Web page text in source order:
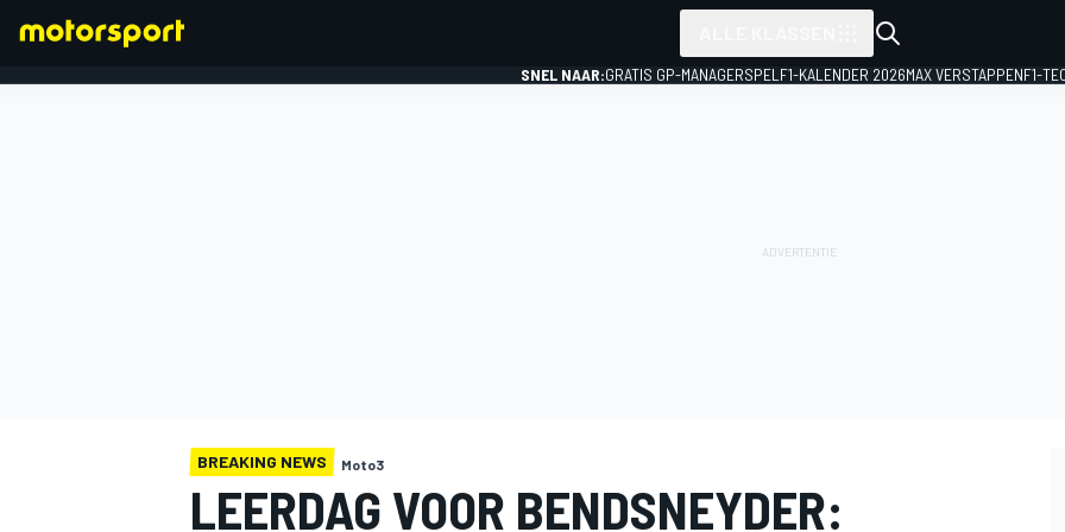
SNEL NAAR:GRATIS GP-MANAGERSPEL F1-KALENDER 2026MAX VERSTAPPENF1-
BREAKING NEWS Moto3
LEERDAG VOOR BENDSNEYDER: